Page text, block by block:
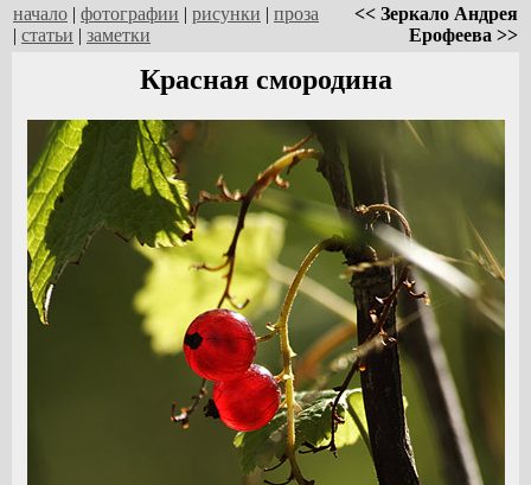
начало | фотографии | рисунки | проза
| статьи | заметки
<< Зеркало Андрея
Ерофеева >>
Красная смородина